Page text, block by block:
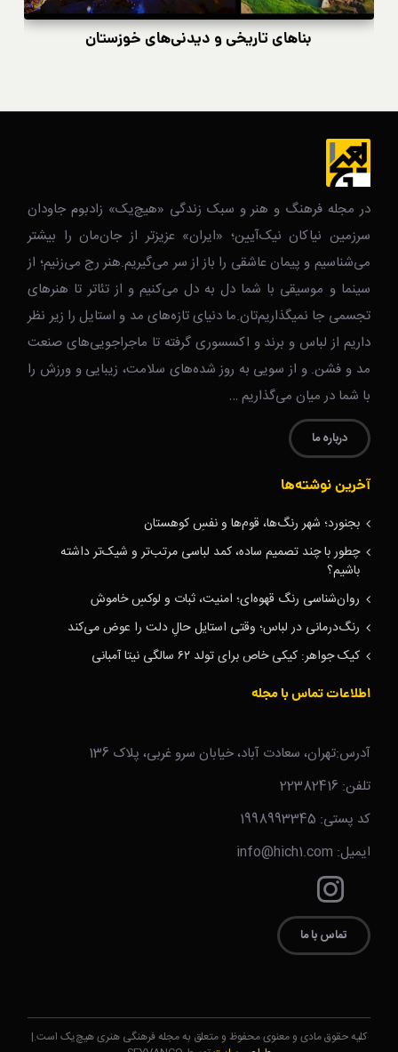
بناهای تاریخی و دیدنی‌های خوزستان
در مجله فرهنگ و هنر و سبک زندگی‌ «هیچ‌یک» زادبوم جاودان
سرزمین نیاکان نیک‌‌‌آیین؛ «ایران» عزیزتر از جان‌مان را بیشتر
می‌شناسیم و پیمان عاشقی را باز از سر می‌گیریم.هنر رج می‌زنیم؛ از
سینما و موسیقی با شما دل به دل می‌کنیم و از تئاتر تا هنرهای
تجسمی جا نمیگذاریم‌تان.ما دنیای تازه‌های مد و استایل را زیر نظر
داریم از لباس و برند و اکسسوری گرفته تا ماجراجویی‌های صنعت
مد و فشن. و از سویی به روز شده‌های سلامت، زیبایی و ورزش را
با شما در میان می‌گذاریم …
درباره ما
آخرین نوشته‌ها
بجنورد؛ شهر رنگ‌ها، قوم‌ها و نفسِ کوهستان
چطور با چند تصمیم ساده، کمد لباسی مرتب‌تر و شیک‌تر داشته
باشیم؟
روان‌شناسی رنگ قهوه‌ای؛ امنیت، ثبات و لوکسِ خاموش
رنگ‌درمانی در لباس؛ وقتی استایل حالِ دلت را عوض می‌کند
کیک جواهر: کیکی خاص برای تولد ۶۲ سالگی نیتا آمبانی
اطلاعات تماس با مجله
آدرس:تهران، سعادت آباد، خیابان سرو غربی، پلاک 136
تلفن: 22382416
کد پستی: 1998993345
ایمیل: info@hich1.com
تماس با ما
کلیه حقوق مادی و معنوی محفوظ و متعلق به مجله فرهنگی هنری هیچ‌یک است.|